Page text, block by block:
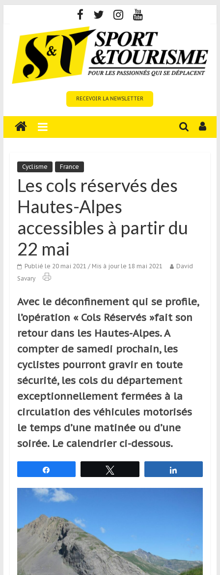
content
Tourisme
est
média
sur
tourisme
sportif
qui
aux
voyageurs
ponctuels
réguliers,
passionnés
ou
simples
spectateurs
de
sport,
qui
déplacent
en
France
l’étranger
pour
assouvir
passion,
tout
en
profitant
RECEVOIR LA NEWSLETTER
Cyclisme France
Les cols réservés des
Hautes-Alpes
accessibles à partir du
22 mai
Publié le 20 mai 2021 / Mis à jour le 18 mai 2021
David
Savary
Avec le déconfinement qui se profile,
l’opération « Cols Réservés »fait son
retour dans les Hautes-Alpes. A
compter de samedi prochain, les
cyclistes pourront gravir en toute
sécurité, les cols du département
exceptionnellement fermées à la
circulation des véhicules motorisés
le temps d’une matinée ou d’une
soirée. Le calendrier ci-dessous.